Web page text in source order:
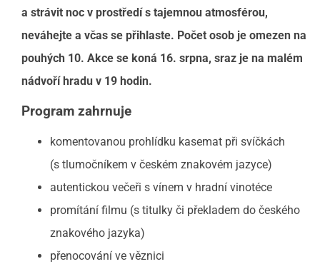
a strávit noc v prostředí s tajemnou atmosférou,
neváhejte a včas se přihlaste. Počet osob je omezen na
pouhých 10. Akce se koná 16. srpna, sraz je na malém
nádvoří hradu v 19 hodin.
Program zahrnuje
komentovanou prohlídku kasemat při svíčkách
(s tlumočníkem v českém znakovém jazyce)
autentickou večeři s vínem v hradní vinotéce
promítání filmu (s titulky či překladem do českého
znakového jazyka)
přenocování ve věznici